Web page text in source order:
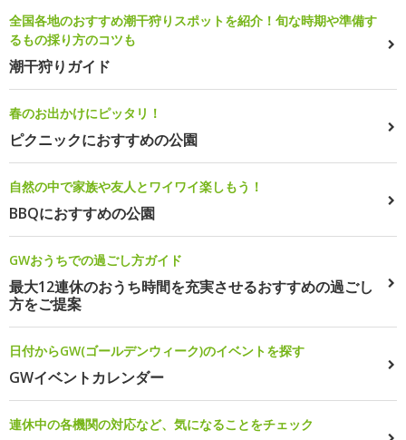
全国各地のおすすめ潮干狩りスポットを紹介！旬な時期や準備す
るもの採り方のコツも
潮干狩りガイド
春のお出かけにピッタリ！
ピクニックにおすすめの公園
自然の中で家族や友人とワイワイ楽しもう！
BBQにおすすめの公園
GWおうちでの過ごし方ガイド
最大12連休のおうち時間を充実させるおすすめの過ごし
方をご提案
日付からGW(ゴールデンウィーク)のイベントを探す
GWイベントカレンダー
連休中の各機関の対応など、気になることをチェック